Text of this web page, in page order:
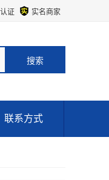
证 实名商家
联系方式